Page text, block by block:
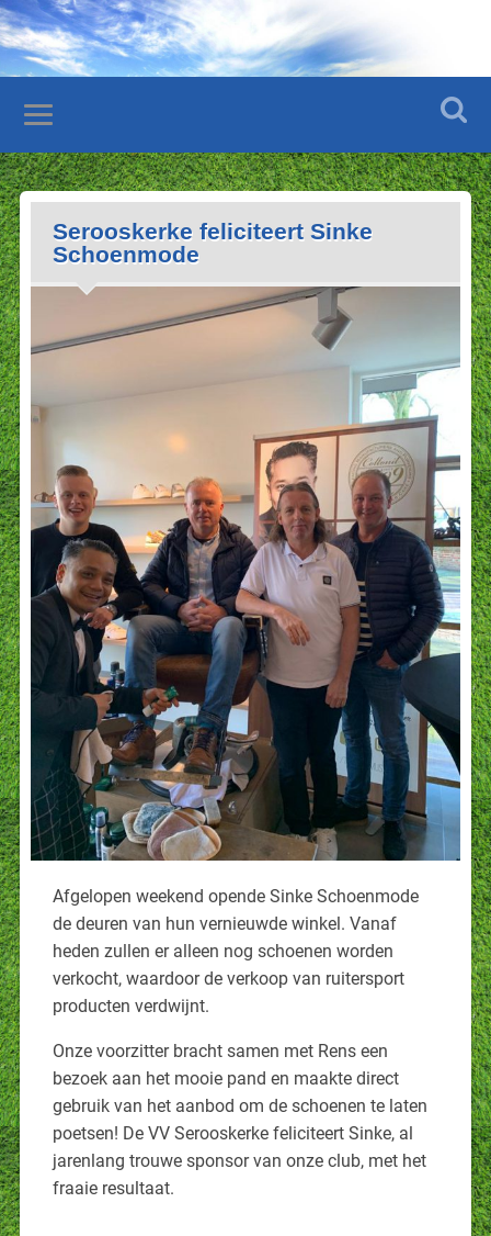
Serooskerke feliciteert Sinke
Schoenmode
Afgelopen weekend opende Sinke Schoenmode
de deuren van hun vernieuwde winkel. Vanaf
heden zullen er alleen nog schoenen worden
verkocht, waardoor de verkoop van ruitersport
producten verdwijnt.
Onze voorzitter bracht samen met Rens een
bezoek aan het mooie pand en maakte direct
gebruik van het aanbod om de schoenen te laten
poetsen! De VV Serooskerke feliciteert Sinke, al
jarenlang trouwe sponsor van onze club, met het
fraaie resultaat.